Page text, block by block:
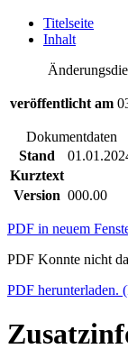
Titelseite
Inhalt
veröffentlicht am
Dokumentdaten
Stand
Kurztext
Version 000.00
PDF in neuem
PDF Konnte nicht
PDF herunterladen.